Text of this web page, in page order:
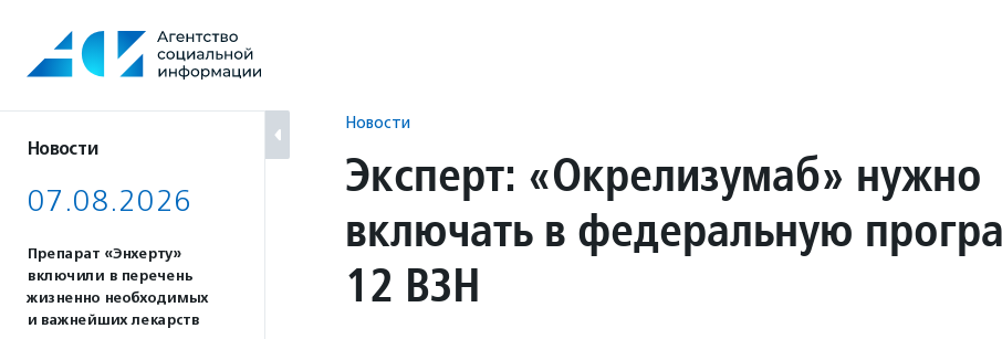
содержанию
Новости
07.08.2026
Препарат «Энхерту»
включили в перечень
жизненно необходимых
и важнейших лекарств
Новости
Эксперт: «Окрелизумаб» нужно
включать в федеральную
12 ВЗН